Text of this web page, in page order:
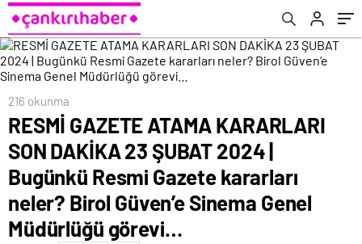
Gazete kararları neler? Birol Güven’e Sinema
Genel Müdürlüğü görevi…
216 okunma
RESMİ GAZETE ATAMA KARARLARI
SON DAKİKA 23 ŞUBAT 2024 |
Bugünkü Resmi Gazete kararları
neler? Birol Güven’e Sinema Genel
Müdürlüğü görevi…